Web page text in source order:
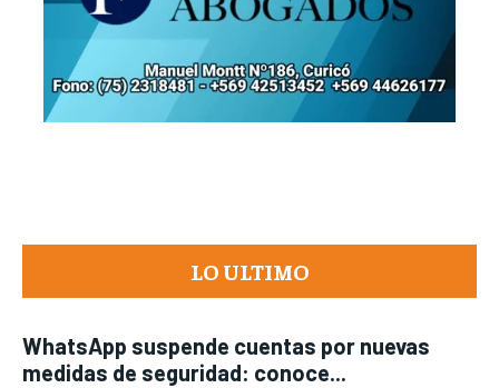
LO ULTIMO
WhatsApp suspende cuentas por nuevas
medidas de seguridad: conoce...